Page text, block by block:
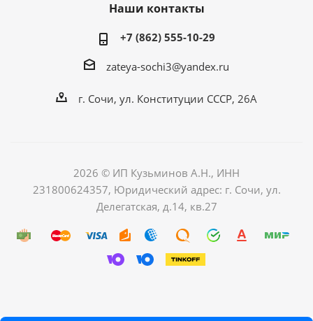
Наши контакты
+7 (862) 555-10-29
zateya-sochi3@yandex.ru
г. Сочи, ул. Конституции СССР, 26А
2026 © ИП Кузьминов А.Н., ИНН
231800624357, Юридический адрес: г. Сочи, ул.
Делегатская, д.14, кв.27